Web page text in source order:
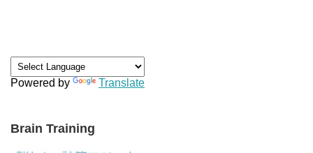
Powered by Translate
Brain Training